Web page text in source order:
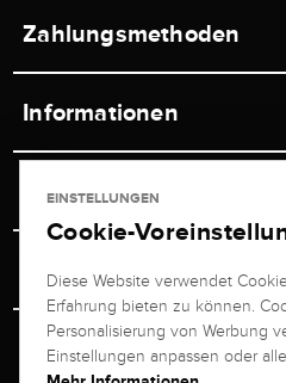
Zahlungsmethoden
Informationen
Ladengeschäft
Versand & Zahlung
Ratgeber
Service
Newsletterabmeldung
Retouren-Service
Juwelier Brogle
Über uns
Persönlicher Berater
EINSTELLUNGEN
Cookie-
Diese Website verwendet
Erfahrung bieten zu können.
Personalisierung von Werbung
Einstellungen anpassen oder